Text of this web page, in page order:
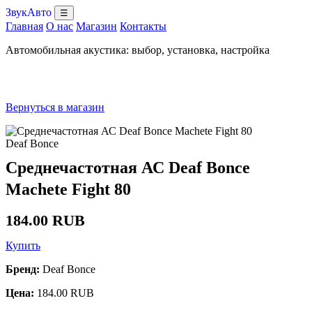
ЗвукАвто ☰
Главная О нас Магазин Контакты
Автомобильная акустика: выбор, установка, настройка
Вернуться в магазин
Deaf Bonce
Среднечастотная АС Deaf Bonce
Machete Fight 80
184.00 RUB
Купить
Бренд: Deaf Bonce
Цена: 184.00 RUB